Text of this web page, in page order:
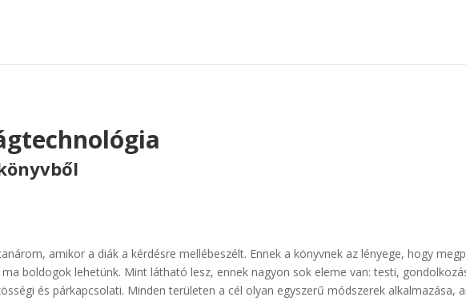
amikor a diák a kérdésre mellébeszélt. Ennek a könyvnek az lényege, hogy
boldogok lehetünk. Mint látható lesz, ennek nagyon sok eleme van: testi,
és párkapcsolati. Minden területen a cél olyan egyszerű módszerek alkalmazása,